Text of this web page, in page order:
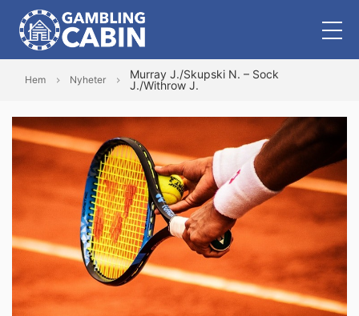
Hem Nyheter
Murray J./Skupski N. – Sock
J./Withrow J.